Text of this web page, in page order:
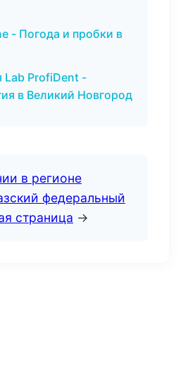
- Погода и пробки в
Lab ProfiDent -
в Великий Новгород
в регионе
федеральный
страница →